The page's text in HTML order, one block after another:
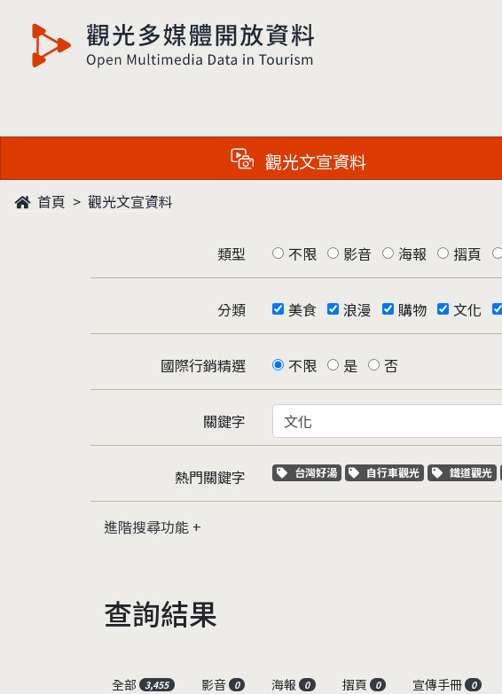
觀光多媒體開放資料
觀光文宣資料
首頁 觀光文宣資料
類型 不限 影音 海報 摺頁
分類 美食 浪漫 購物 文化
國際行銷精選 不限 是 否
關鍵字
熱門關鍵字 關鍵字標籤
台灣好湯 關鍵字標籤
自行車觀光 關鍵字標籤
鐵道觀光
進階搜尋功能
查詢結果
全部
3,455 影音 0 海報 0 摺頁 0 宣傳手冊 0